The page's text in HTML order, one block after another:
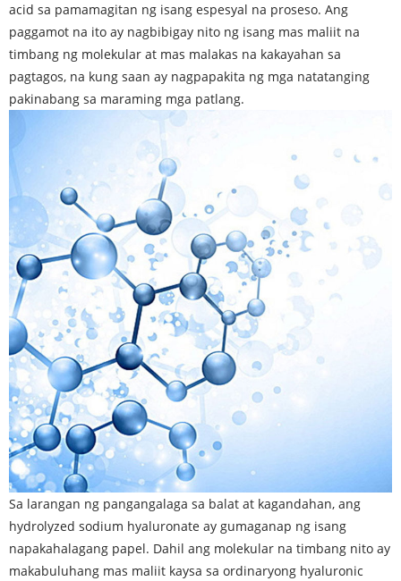
acid sa pamamagitan ng isang espesyal na proseso. Ang
paggamot na ito ay nagbibigay nito ng isang mas maliit na
timbang ng molekular at mas malakas na kakayahan sa
pagtagos, na kung saan ay nagpapakita ng mga natatanging
pakinabang sa maraming mga patlang.
Sa larangan ng pangangalaga sa balat at kagandahan, ang
hydrolyzed sodium hyaluronate ay gumaganap ng isang
napakahalagang papel. Dahil ang molekular na timbang nito ay
makabuluhang mas maliit kaysa sa ordinaryong hyaluronic